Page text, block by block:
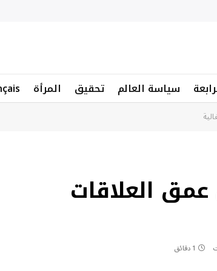
سياسة العالم تحقيق المرأة
العلاقات
1 دقائق